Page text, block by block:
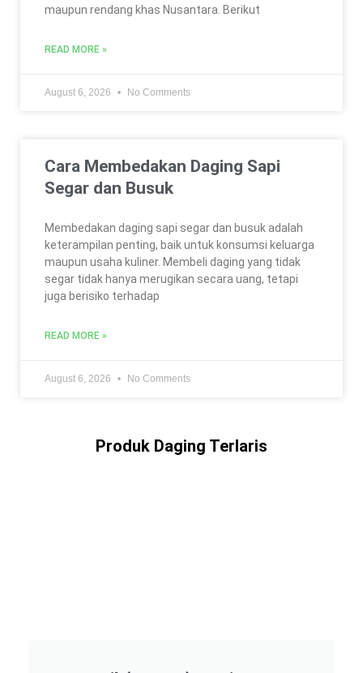
maupun rendang khas Nusantara. Berikut
READ MORE »
August 6, 2026 No Comments
Cara Membedakan Daging Sapi
Segar dan Busuk
Membedakan daging sapi segar dan busuk adalah
keterampilan penting, baik untuk konsumsi keluarga
maupun usaha kuliner. Membeli daging yang tidak
segar tidak hanya merugikan secara uang, tetapi
juga berisiko terhadap
READ MORE »
August 6, 2026 No Comments
Produk Daging Terlaris